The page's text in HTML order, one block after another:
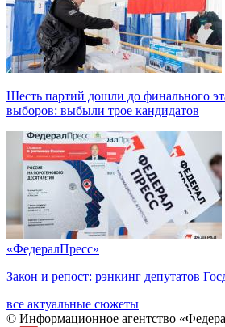
Шесть партий дошли до финального
выборов: выбыли трое кандидатов
«ФедералПресс»
Закон и репост: рэнкинг депутатов
все актуальные сюжеты
© Информационное агентство